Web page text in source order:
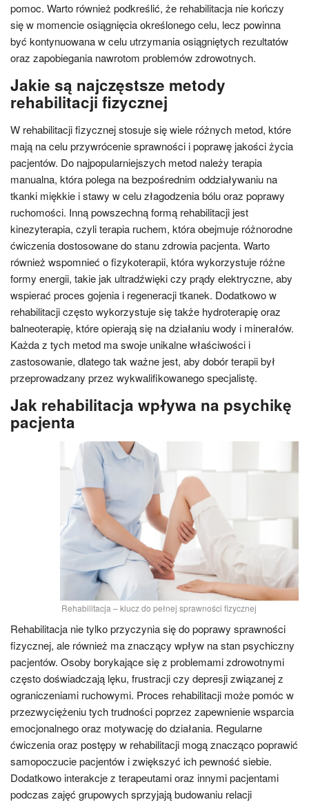
pomoc. Warto również podkreślić, że rehabilitacja nie kończy
się w momencie osiągnięcia określonego celu, lecz powinna
być kontynuowana w celu utrzymania osiągniętych rezultatów
oraz zapobiegania nawrotom problemów zdrowotnych.
Jakie są najczęstsze metody
rehabilitacji fizycznej
W rehabilitacji fizycznej stosuje się wiele różnych metod, które
mają na celu przywrócenie sprawności i poprawę jakości życia
pacjentów. Do najpopularniejszych metod należy terapia
manualna, która polega na bezpośrednim oddziaływaniu na
tkanki miękkie i stawy w celu złagodzenia bólu oraz poprawy
ruchomości. Inną powszechną formą rehabilitacji jest
kinezyterapia, czyli terapia ruchem, która obejmuje różnorodne
ćwiczenia dostosowane do stanu zdrowia pacjenta. Warto
również wspomnieć o fizykoterapii, która wykorzystuje różne
formy energii, takie jak ultradźwięki czy prądy elektryczne, aby
wspierać proces gojenia i regeneracji tkanek. Dodatkowo w
rehabilitacji często wykorzystuje się także hydroterapię oraz
balneoterapię, które opierają się na działaniu wody i minerałów.
Każda z tych metod ma swoje unikalne właściwości i
zastosowanie, dlatego tak ważne jest, aby dobór terapii był
przeprowadzany przez wykwalifikowanego specjalistę.
Jak rehabilitacja wpływa na psychikę
pacjenta
Rehabilitacja – klucz do pełnej sprawności fizycznej
Rehabilitacja nie tylko przyczynia się do poprawy sprawności
fizycznej, ale również ma znaczący wpływ na stan psychiczny
pacjentów. Osoby borykające się z problemami zdrowotnymi
często doświadczają lęku, frustracji czy depresji związanej z
ograniczeniami ruchowymi. Proces rehabilitacji może pomóc w
przezwyciężeniu tych trudności poprzez zapewnienie wsparcia
emocjonalnego oraz motywację do działania. Regularne
ćwiczenia oraz postępy w rehabilitacji mogą znacząco poprawić
samopoczucie pacjentów i zwiększyć ich pewność siebie.
Dodatkowo interakcje z terapeutami oraz innymi pacjentami
podczas zajęć grupowych sprzyjają budowaniu relacji